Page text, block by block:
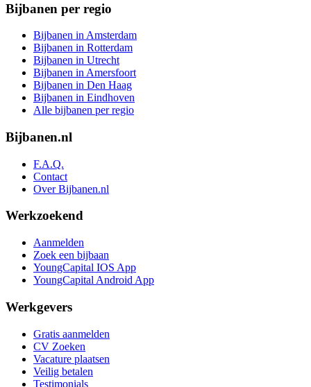
Bijbanen per regio
Bijbanen in Amsterdam
Bijbanen in Rotterdam
Bijbanen in Utrecht
Bijbanen in Amersfoort
Bijbanen in Den Haag
Bijbanen in Eindhoven
Alle bijbanen per regio
Bijbanen.nl
F.A.Q.
Contact
Over Bijbanen.nl
Werkzoekend
Aanmelden
Zoek een bijbaan
YoungCapital IOS App
YoungCapital Android App
Werkgevers
Gratis aanmelden
CV Zoeken
Vacature plaatsen
Veilig betalen
Testimonials